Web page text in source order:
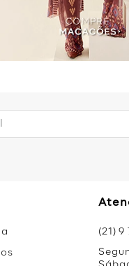
(21) 9